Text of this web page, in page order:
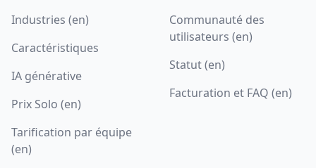
Industries (en)
Caractéristiques
IA générative
Prix Solo (en)
Tarification par équipe
(en)
Communauté des
utilisateurs (en)
Statut (en)
Facturation et FAQ (en)